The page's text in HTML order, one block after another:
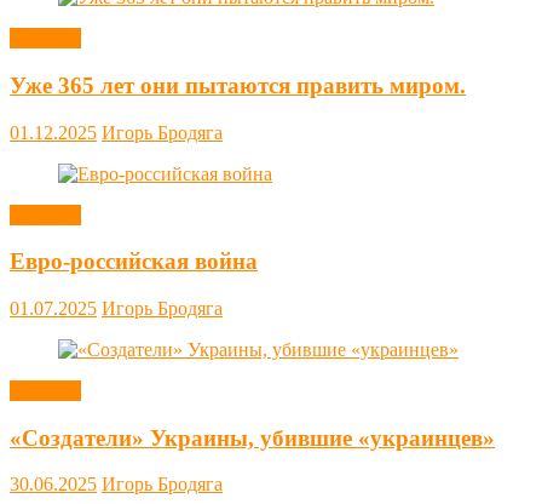
Уже 365 лет они пытаются править миром.
01.12.2025 Игорь Бродяга
Евро-российская война
01.07.2025 Игорь Бродяга
«Создатели» Украины, убившие «украинцев»
30.06.2025 Игорь Бродяга